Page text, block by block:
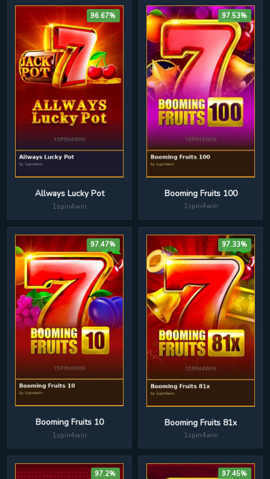
96.67%
Allways Lucky Pot
1spin4win
97.53%
Booming Fruits 100
1spin4win
97.47%
Booming Fruits 10
1spin4win
97.33%
Booming Fruits 81x
1spin4win
97.2% 97.45%